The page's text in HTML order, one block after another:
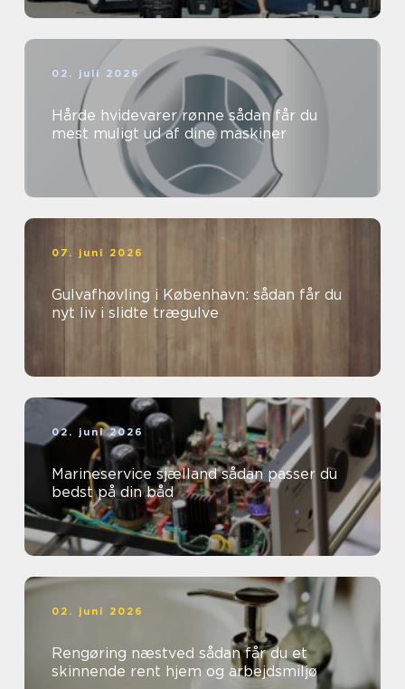
02. juli 2026
Hårde hvidevarer rønne sådan får du
mest muligt ud af dine maskiner
07. juni 2026
Gulvafhøvling i København: sådan får du
nyt liv i slidte trægulve
02. juni 2026
Marineservice sjælland sådan passer du
bedst på din båd
02. juni 2026
Rengøring næstved sådan får du et
skinnende rent hjem og arbejdsmiljø